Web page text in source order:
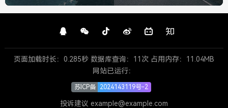
页面加载时长：0.285秒 数据库查询：11次 占用内存：11.04MB
网站已运行：
苏ICP备 2024143119号-2
投诉建议 example@example.com